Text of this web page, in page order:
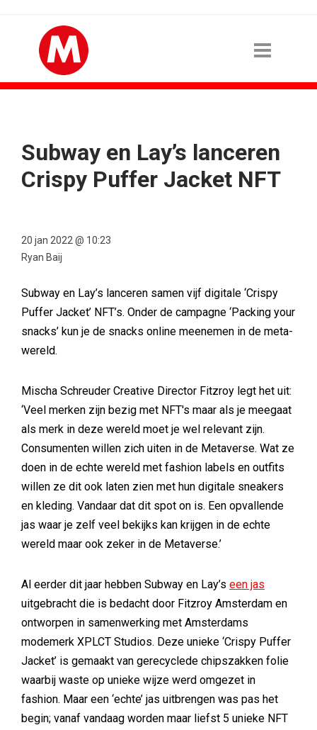
Subway en Lay’s lanceren
Crispy Puffer Jacket NFT
20 jan 2022 @ 10:23
Ryan Baij
Subway en Lay’s lanceren samen vijf digitale ‘Crispy
Puffer Jacket’ NFT’s. Onder de campagne ‘Packing your
snacks’ kun je de snacks online meenemen in de meta-
wereld.
Mischa Schreuder Creative Director Fitzroy legt het uit:
‘Veel merken zijn bezig met NFT's maar als je meegaat
als merk in deze wereld moet je wel relevant zijn.
Consumenten willen zich uiten in de Metaverse. Wat ze
doen in de echte wereld met fashion labels en outfits
willen ze dit ook laten zien met hun digitale sneakers
en kleding. Vandaar dat dit spot on is. Een opvallende
jas waar je zelf veel bekijks kan krijgen in de echte
wereld maar ook zeker in de Metaverse.’
Al eerder dit jaar hebben Subway en Lay’s een jas
uitgebracht die is bedacht door Fitzroy Amsterdam en
ontworpen in samenwerking met Amsterdams
modemerk XPLCT Studios. Deze unieke ‘Crispy Puffer
Jacket’ is gemaakt van gerecyclede chipszakken folie
waarbij waste op unieke wijze werd omgezet in
fashion. Maar een ‘echte’ jas uitbrengen was pas het
begin; vanaf vandaag worden maar liefst 5 unieke NFT